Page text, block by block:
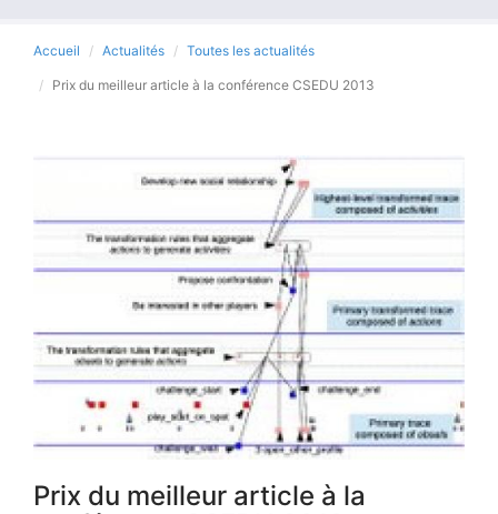
Accueil Actualités Toutes les actualités
Prix du meilleur article à la conférence CSEDU 2013
Prix du meilleur article à la